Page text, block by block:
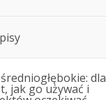
dla
jak go używać i